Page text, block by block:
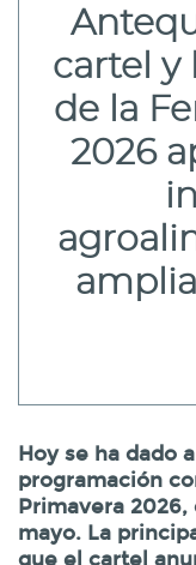
cartel y
de la
2026
Hoy se ha dado
programación
Primavera 2026,
mayo. La
que el cartel